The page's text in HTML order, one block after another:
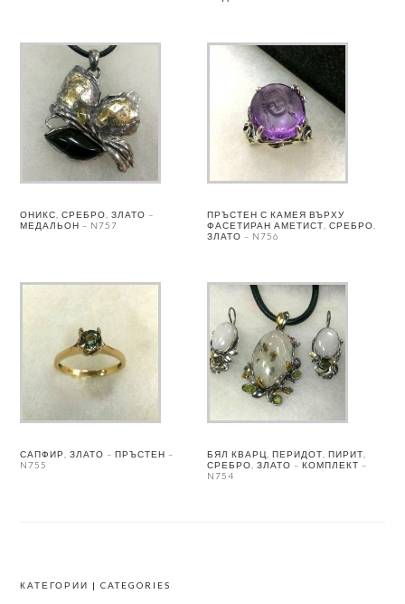
ОНИКС, СРЕБРО, ЗЛАТО –
МЕДАЛЬОН – N757
ПРЪСТЕН С КАМЕЯ ВЪРХУ
ФАСЕТИРАН АМЕТИСТ, СРЕБРО,
ЗЛАТО – N756
САПФИР, ЗЛАТО – ПРЪСТЕН –
N755
БЯЛ КВАРЦ, ПЕРИДОТ, ПИРИТ,
СРЕБРО, ЗЛАТО – КОМПЛЕКТ –
N754
FOOTER
КАТЕГОРИИ | CATEGORIES